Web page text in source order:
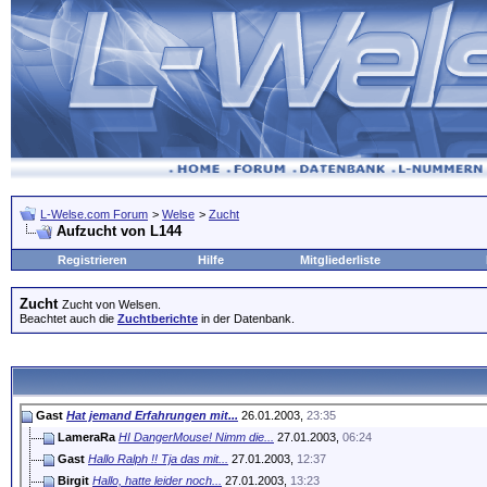
L-Welse.com Forum > Welse > Zucht
Aufzucht von L144
Registrieren Hilfe Mitgliederliste
Zucht Zucht von Welsen.
Beachtet auch die Zuchtberichte in der Datenbank.
Gast Hat jemand Erfahrungen mit... 26.01.2003, 23:35
LameraRa HI DangerMouse! Nimm die... 27.01.2003, 06:24
Gast Hallo Ralph !! Tja das mit... 27.01.2003, 12:37
Birgit Hallo, hatte leider noch... 27.01.2003, 13:23